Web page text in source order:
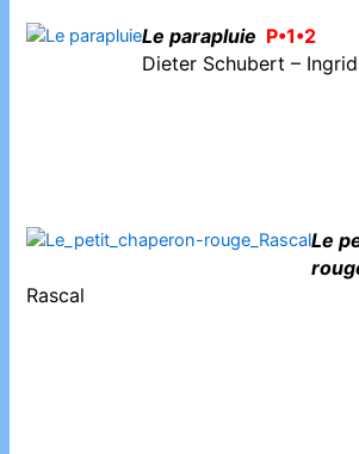
Le parapluie P•1•2
Dieter Schubert –
Le
Rascal